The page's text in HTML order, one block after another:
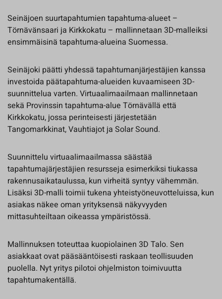
Seinäjoen suurtapahtumien tapahtuma-alueet –
Törnävänsaari ja Kirkkokatu – mallinnetaan 3D-malleiksi
ensimmäisinä tapahtuma-alueina Suomessa.
Seinäjoki päätti yhdessä tapahtumanjärjestäjien kanssa
investoida päätapahtuma-alueiden kuvaamiseen 3D-
suunnittelua varten. Virtuaalimaailmaan mallinnetaan
sekä Provinssin tapahtuma-alue Törnävällä että
Kirkkokatu, jossa perinteisesti järjestetään
Tangomarkkinat, Vauhtiajot ja Solar Sound.
Suunnittelu virtuaalimaailmassa säästää
tapahtumajärjestäjien resursseja esimerkiksi tiukassa
rakennusaikataulussa, kun virheitä syntyy vähemmän.
Lisäksi 3D-malli toimii tukena yhteistyöneuvotteluissa, kun
asiakas näkee oman yrityksensä näkyvyyden
mittasuhteiltaan oikeassa ympäristössä.
Mallinnuksen toteuttaa kuopiolainen 3D Talo. Sen
asiakkaat ovat pääsääntöisesti raskaan teollisuuden
puolella. Nyt yritys pilotoi ohjelmiston toimivuutta
tapahtumakentällä.